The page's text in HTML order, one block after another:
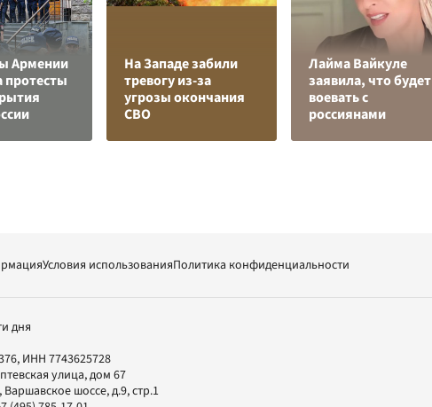
Армении
На Западе забили
тревогу из-за
угрозы окончания
СВО
Лайма Вайкуле
заявила, что будет
воевать с
россиянами
Условия использованияПолитика конфиденциальности
дня
ИНН 7743625728
улица, дом 67
, Варшавское шоссе, д.9, стр.1